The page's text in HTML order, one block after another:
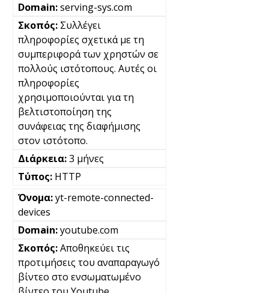
serving-sys.com
Συλλέγει
πληροφορίες σχετικά με τη
συμπεριφορά των χρηστών σε
πολλούς ιστότοπους. Αυτές οι
πληροφορίες
χρησιμοποιούνται για τη
βελτιστοποίηση της
συνάφειας της διαφήμισης
στον ιστότοπο.
3 μήνες
HTTP
yt-remote-connected-
devices
youtube.com
Αποθηκεύει τις
προτιμήσεις του αναπαραγωγό
βίντεο στο ενσωματωμένο